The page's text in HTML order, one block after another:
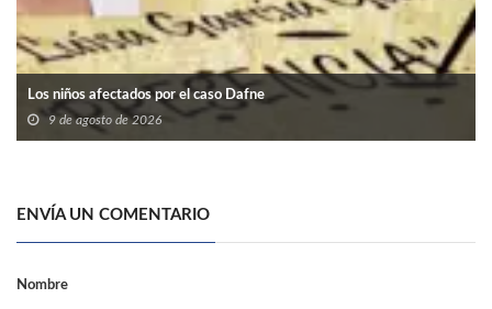
Los niños afectados por el caso Dafne
9 de agosto de 2026
ENVÍA UN COMENTARIO
Nombre